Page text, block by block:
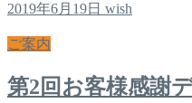
2019年6月19日 wish
ご案内
第2回お客様感謝